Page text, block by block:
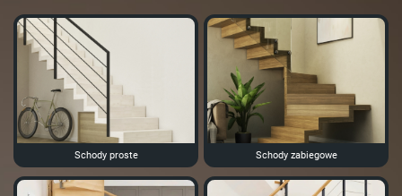
Schody proste Schody zabiegowe